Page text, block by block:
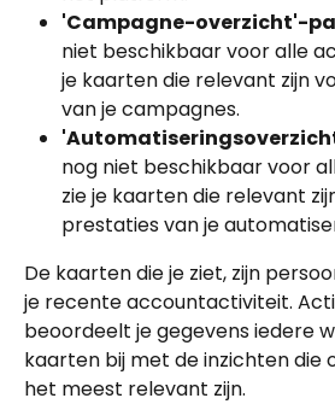
'Campagne-overzicht'-
niet beschikbaar voor alle
je kaarten die relevant zijn
van je campagnes.
nog niet beschikbaar voor
zie je kaarten die relevant
prestaties van je
De kaarten die je ziet, zijn
je recente accountactiviteit.
beoordeelt je gegevens iedere
kaarten bij met de inzichten die
het meest relevant zijn.